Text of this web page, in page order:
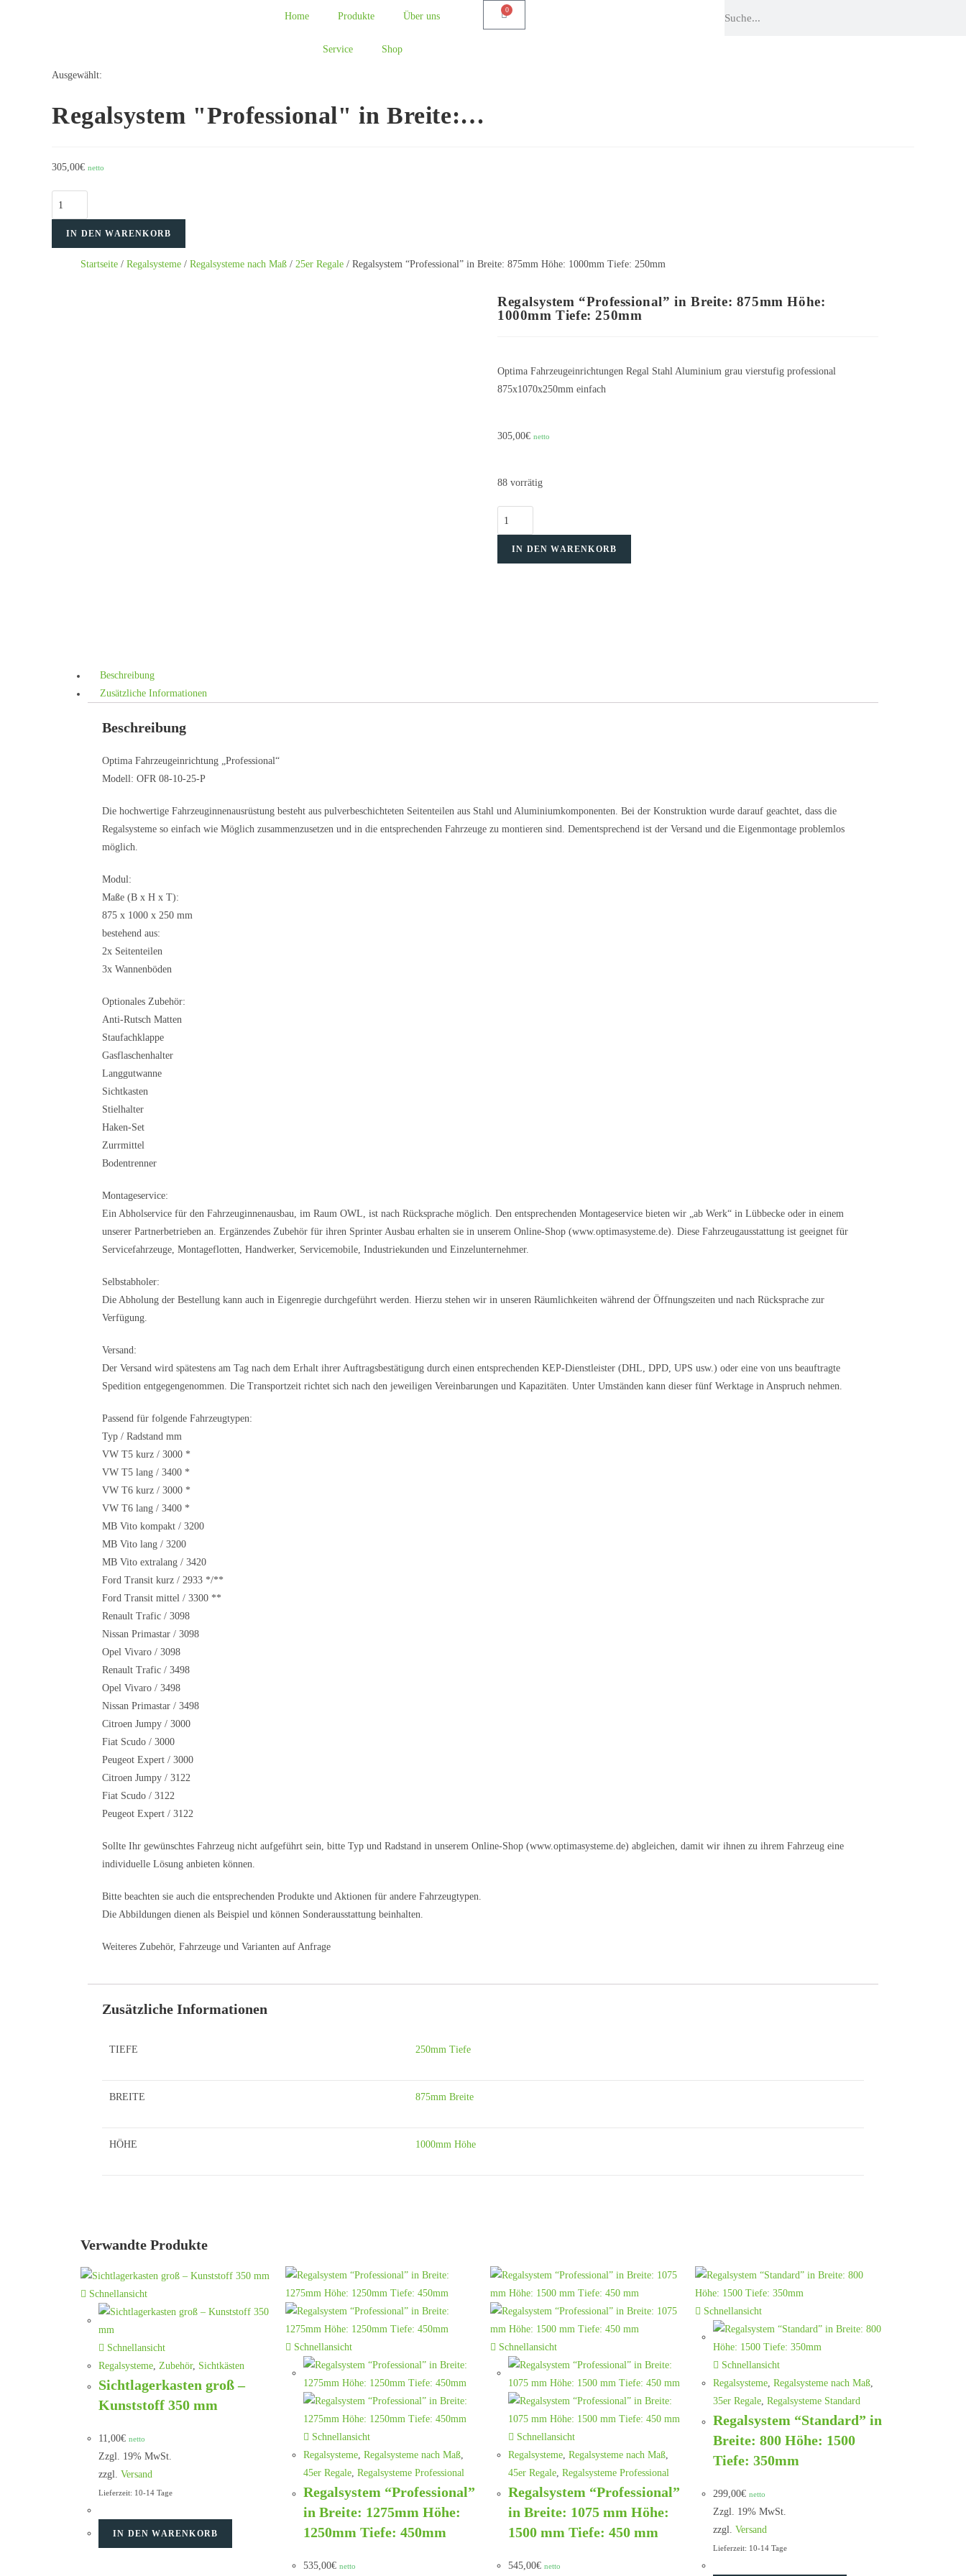
Home Produkte Über uns
Service Shop
0
Ausgewählt:
Regalsystem "Professional" in Breite:…
305,00€ netto
IN DEN WARENKORB
Startseite / Regalsysteme / Regalsysteme nach Maß / 25er Regale / Regalsystem “Professional” in Breite: 875mm Höhe: 1000mm Tiefe: 250mm
Regalsystem “Professional” in Breite: 875mm Höhe:
1000mm Tiefe: 250mm
Optima Fahrzeugeinrichtungen Regal Stahl Aluminium grau vierstufig professional
875x1070x250mm einfach
305,00€ netto
88 vorrätig
IN DEN WARENKORB
Beschreibung
Zusätzliche Informationen
Beschreibung
Optima Fahrzeugeinrichtung „Professional“
Modell: OFR 08-10-25-P
Die hochwertige Fahrzeuginnenausrüstung besteht aus pulverbeschichteten Seitenteilen aus Stahl und Aluminiumkomponenten. Bei der Konstruktion wurde darauf geachtet, dass die
Regalsysteme so einfach wie Möglich zusammenzusetzen und in die entsprechenden Fahrzeuge zu montieren sind. Dementsprechend ist der Versand und die Eigenmontage problemlos
möglich.
Modul:
Maße (B x H x T):
875 x 1000 x 250 mm
bestehend aus:
2x Seitenteilen
3x Wannenböden
Optionales Zubehör:
Anti-Rutsch Matten
Staufachklappe
Gasflaschenhalter
Langgutwanne
Sichtkasten
Stielhalter
Haken-Set
Zurrmittel
Bodentrenner
Montageservice:
Ein Abholservice für den Fahrzeuginnenausbau, im Raum OWL, ist nach Rücksprache möglich. Den entsprechenden Montageservice bieten wir „ab Werk“ in Lübbecke oder in einem
unserer Partnerbetrieben an. Ergänzendes Zubehör für ihren Sprinter Ausbau erhalten sie in unserem Online-Shop (www.optimasysteme.de). Diese Fahrzeugausstattung ist geeignet für
Servicefahrzeuge, Montageflotten, Handwerker, Servicemobile, Industriekunden und Einzelunternehmer.
Selbstabholer:
Die Abholung der Bestellung kann auch in Eigenregie durchgeführt werden. Hierzu stehen wir in unseren Räumlichkeiten während der Öffnungszeiten und nach Rücksprache zur
Verfügung.
Versand:
Der Versand wird spätestens am Tag nach dem Erhalt ihrer Auftragsbestätigung durch einen entsprechenden KEP-Dienstleister (DHL, DPD, UPS usw.) oder eine von uns beauftragte
Spedition entgegengenommen. Die Transportzeit richtet sich nach den jeweiligen Vereinbarungen und Kapazitäten. Unter Umständen kann dieser fünf Werktage in Anspruch nehmen.
Passend für folgende Fahrzeugtypen:
Typ / Radstand mm
VW T5 kurz / 3000 *
VW T5 lang / 3400 *
VW T6 kurz / 3000 *
VW T6 lang / 3400 *
MB Vito kompakt / 3200
MB Vito lang / 3200
MB Vito extralang / 3420
Ford Transit kurz / 2933 */**
Ford Transit mittel / 3300 **
Renault Trafic / 3098
Nissan Primastar / 3098
Opel Vivaro / 3098
Renault Trafic / 3498
Opel Vivaro / 3498
Nissan Primastar / 3498
Citroen Jumpy / 3000
Fiat Scudo / 3000
Peugeot Expert / 3000
Citroen Jumpy / 3122
Fiat Scudo / 3122
Peugeot Expert / 3122
Sollte Ihr gewünschtes Fahrzeug nicht aufgeführt sein, bitte Typ und Radstand in unserem Online-Shop (www.optimasysteme.de) abgleichen, damit wir ihnen zu ihrem Fahrzeug eine
individuelle Lösung anbieten können.
Bitte beachten sie auch die entsprechenden Produkte und Aktionen für andere Fahrzeugtypen.
Die Abbildungen dienen als Beispiel und können Sonderausstattung beinhalten.
Weiteres Zubehör, Fahrzeuge und Varianten auf Anfrage
Zusätzliche Informationen
TIEFE 250mm Tiefe
BREITE 875mm Breite
HÖHE 1000mm Höhe
Verwandte Produkte
Schnellansicht
Schnellansicht
Regalsysteme, Zubehör, Sichtkästen
Sichtlagerkasten groß –
Kunststoff 350 mm
11,00€ netto
Zzgl. 19% MwSt.
zzgl. Versand
Lieferzeit: 10-14 Tage
IN DEN WARENKORB
Schnellansicht
Schnellansicht
Regalsysteme, Regalsysteme nach Maß,
45er Regale, Regalsysteme Professional
Regalsystem “Professional”
in Breite: 1275mm Höhe:
1250mm Tiefe: 450mm
535,00€ netto
Schnellansicht
Schnellansicht
Regalsysteme, Regalsysteme nach Maß,
45er Regale, Regalsysteme Professional
Regalsystem “Professional”
in Breite: 1075 mm Höhe:
1500 mm Tiefe: 450 mm
545,00€ netto
Schnellansicht
Schnellansicht
Regalsysteme, Regalsysteme nach Maß,
35er Regale, Regalsysteme Standard
Regalsystem “Standard” in
Breite: 800 Höhe: 1500
Tiefe: 350mm
299,00€ netto
Zzgl. 19% MwSt.
zzgl. Versand
Lieferzeit: 10-14 Tage